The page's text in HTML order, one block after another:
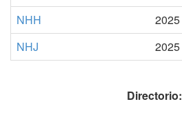
NHH
2025
NHJ
2025
Directorio: